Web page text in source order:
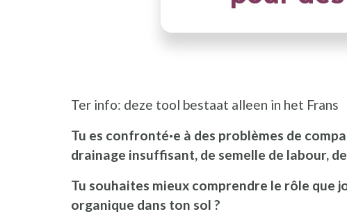
Ter info: deze tool bestaat alleen in het Frans
Tu es confronté·e à des problèmes de
drainage insuffisant, de semelle de labour,
Tu souhaites mieux comprendre le rôle que
organique dans ton sol ?